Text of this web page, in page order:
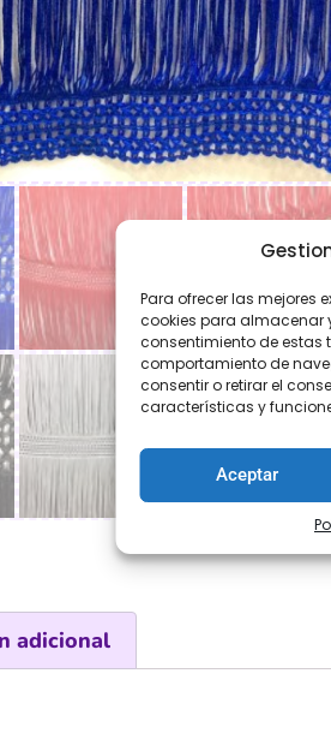
Para ofrecer las mejores
cookies para almacenar
consentimiento de estas
comportamiento de
consentir o retirar el
características y
Aceptar
adicional